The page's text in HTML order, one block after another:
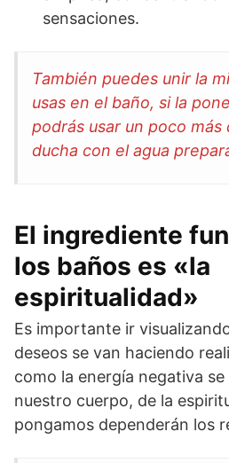
sensaciones.
También puedes unir la
usas en el baño, si la
podrás usar un poco más
ducha con el agua
El ingrediente
los baños es «la
espiritualidad»
Es importante ir
deseos se van haciendo
como la energía negativa
nuestro cuerpo, de la
pongamos dependerán los